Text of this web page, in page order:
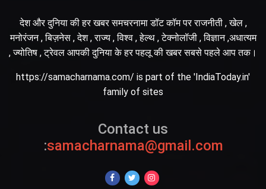
देश और दुनिया की हर खबर समचरनामा डॉट कॉम पर राजनीती , खेल ,
मनोरंजन , बिज़नेस , देश , राज्य , विश्व , हेल्थ , टेक्नोलॉजी , विज्ञान ,अधात्यम
, ज्योतिष , ट्रेवल आपकी दुनिया के हर पहलू की खबर सबसे पहले आप तक।
https://samacharnama.com/ is part of the 'IndiaToday.in'
family of sites
Contact us
:samacharnama@gmail.com